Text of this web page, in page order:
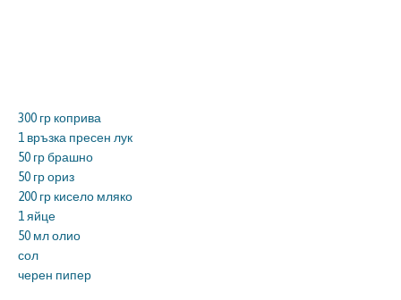
300 гр коприва
1 връзка пресен лук
50 гр брашно
50 гр ориз
200 гр кисело мляко
1 яйце
50 мл олио
сол
черен пипер